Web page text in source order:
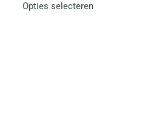
Opties selecteren